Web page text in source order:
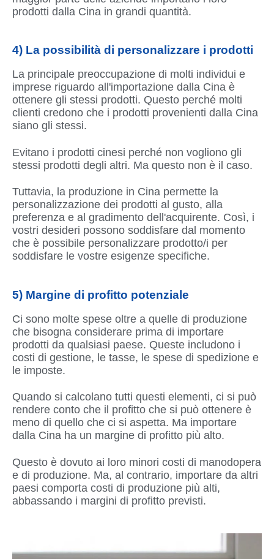
prodotti dalla Cina in grandi quantità.
4) La possibilità di personalizzare i prodotti
La principale preoccupazione di molti individui e
imprese riguardo all'importazione dalla Cina è
ottenere gli stessi prodotti. Questo perché molti
clienti credono che i prodotti provenienti dalla Cina
siano gli stessi.
Evitano i prodotti cinesi perché non vogliono gli
stessi prodotti degli altri. Ma questo non è il caso.
Tuttavia, la produzione in Cina permette la
personalizzazione dei prodotti al gusto, alla
preferenza e al gradimento dell'acquirente. Così, i
vostri desideri possono soddisfare dal momento
che è possibile personalizzare prodotto/i per
soddisfare le vostre esigenze specifiche.
5) Margine di profitto potenziale
Ci sono molte spese oltre a quelle di produzione
che bisogna considerare prima di importare
prodotti da qualsiasi paese. Queste includono i
costi di gestione, le tasse, le spese di spedizione e
le imposte.
Quando si calcolano tutti questi elementi, ci si può
rendere conto che il profitto che si può ottenere è
meno di quello che ci si aspetta. Ma importare
dalla Cina ha un margine di profitto più alto.
Questo è dovuto ai loro minori costi di manodopera
e di produzione. Ma, al contrario, importare da altri
paesi comporta costi di produzione più alti,
abbassando i margini di profitto previsti.